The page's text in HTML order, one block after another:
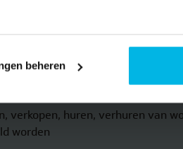
beheren
verkopen, huren, verhuren van
worden